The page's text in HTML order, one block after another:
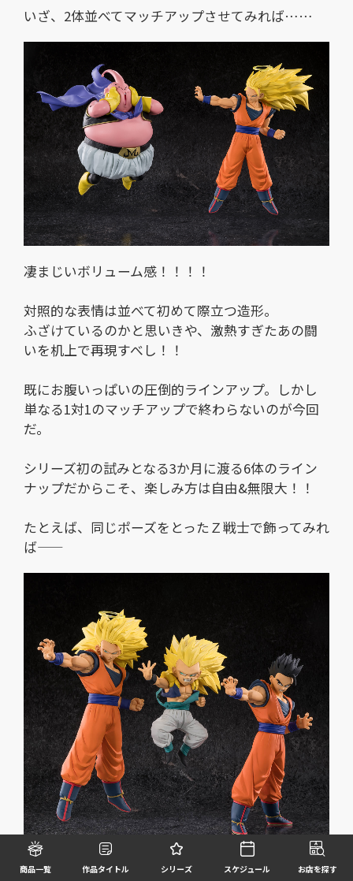
商品一覧 作品タイトル シリーズ スケジュール お店を探す
いざ、2体並べてマッチアップさせてみれば……
凄まじいボリューム感！！！！
対照的な表情は並べて初めて際立つ造形。
ふざけているのかと思いきや、激熱すぎたあの闘
いを机上で再現すべし！！
既にお腹いっぱいの圧倒的ラインアップ。しかし
単なる1対1のマッチアップで終わらないのが今回
だ。
シリーズ初の試みとなる3か月に渡る6体のライン
ナップだからこそ、楽しみ方は自由&無限大！！
たとえば、同じポーズをとったＺ戦士で飾ってみれ
ば――